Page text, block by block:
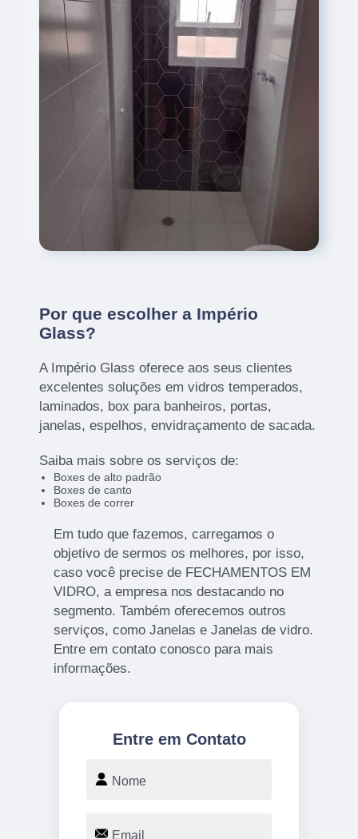
Por que escolher a Império
Glass?
A Império Glass oferece aos seus clientes
excelentes soluções em vidros temperados,
laminados, box para banheiros, portas,
janelas, espelhos, envidraçamento de sacada.
Saiba mais sobre os serviços de:
Boxes de alto padrão
Boxes de canto
Boxes de correr
Em tudo que fazemos, carregamos o
objetivo de sermos os melhores, por isso,
caso você precise de FECHAMENTOS EM
VIDRO, a empresa nos destacando no
segmento. Também oferecemos outros
serviços, como Janelas e Janelas de vidro.
Entre em contato conosco para mais
informações.
Entre em Contato